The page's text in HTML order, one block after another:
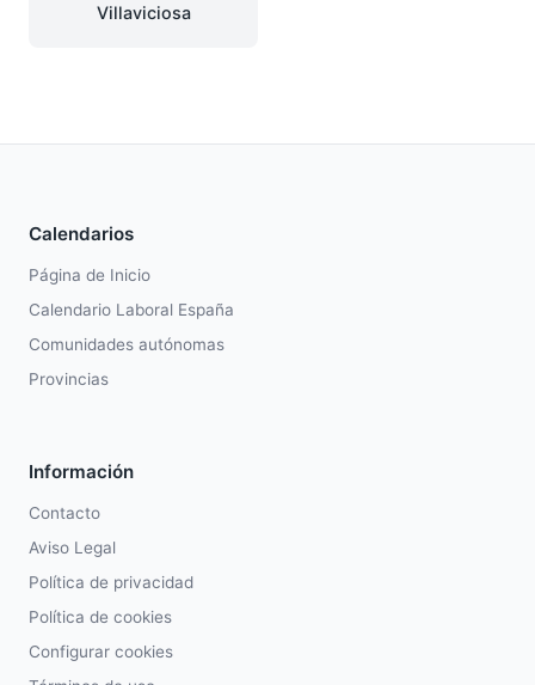
Villaviciosa
Calendarios
Página de Inicio
Calendario Laboral España
Comunidades autónomas
Provincias
Información
Contacto
Aviso Legal
Política de privacidad
Política de cookies
Configurar cookies